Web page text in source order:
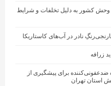
فعالیت ۴ باغ‌ وحش کشور به دلیل تخلفات و شرایط
نادر در آب‌های کاستاریکا
ماده ضدعفونی‌کننده برای پیشگیری از
استان تهران